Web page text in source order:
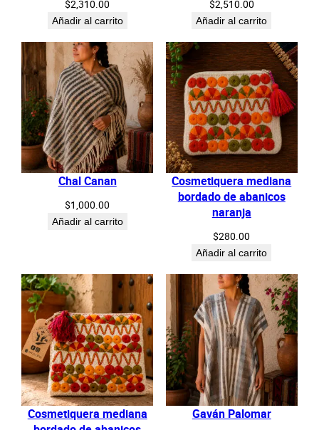
$2,310.00
Añadir al carrito
$2,510.00
Añadir al carrito
Chal Canan
$1,000.00
Añadir al carrito
Cosmetiquera mediana
bordado de abanicos
naranja
$280.00
Añadir al carrito
Cosmetiquera mediana
Gaván Palomar